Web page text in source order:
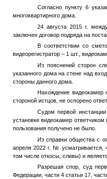
Согласно пункту 6
многоквартирного дома.
24 августа 2015 г.
заключен договор подряда на
В соответствии со
видеорегистратор – 1 шт.,
Из пояснений сторон
указанного дома на стене над
стороны данного дома.
Нахождение
стороной истцов, не оспорено
Судом первой
установке видеокамер
пользования получено не было.
Из справки общества с
апреля 2022 г. № усматривается,
том числе откосы, сливы) и
Разрешая спор, суд
Федерации, части 4 статьи 17,